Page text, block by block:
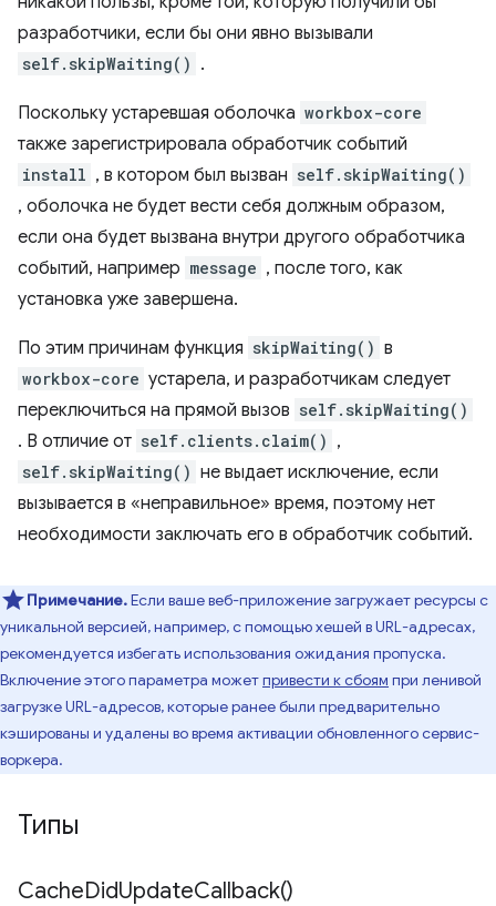
разработчики, если бы они явно вызывали
self.skipWaiting() .
Поскольку устаревшая оболочка workbox-core
также зарегистрировала обработчик событий
install , в котором был вызван self.skipWaiting()
, оболочка не будет вести себя должным образом,
если она будет вызвана внутри другого обработчика
событий, например message , после того, как
установка уже завершена.
По этим причинам функция skipWaiting() в
workbox-core устарела, и разработчикам следует
переключиться на прямой вызов self.skipWaiting()
. В отличие от self.clients.claim() ,
self.skipWaiting() не выдает исключение, если
вызывается в «неправильное» время, поэтому нет
необходимости заключать его в обработчик событий.
Примечание.Если ваше веб-приложение загружает ресурсы с
уникальной версией, например, с помощью хешей в URL-адресах,
рекомендуется избегать использования ожидания пропуска.
Включение этого параметра можетпривести к сбоям при ленивой
загрузке URL-адресов, которые ранее были предварительно
кэшированы и удалены во время активации обновленного сервис-
воркера.
Типы
CacheDidUpdateCallback()